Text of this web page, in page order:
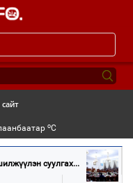
oC
суулгах...